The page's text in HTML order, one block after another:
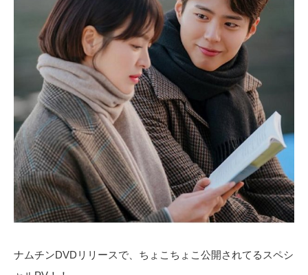
ナムチンDVDリリースで、ちょこちょこ公開されてるスペシ